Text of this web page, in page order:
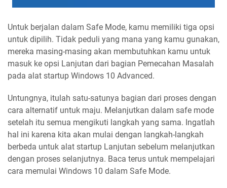
Untuk berjalan dalam Safe Mode, kamu memiliki tiga opsi
untuk dipilih. Tidak peduli yang mana yang kamu gunakan,
mereka masing-masing akan membutuhkan kamu untuk
masuk ke opsi Lanjutan dari bagian Pemecahan Masalah
pada alat startup Windows 10 Advanced.
Untungnya, itulah satu-satunya bagian dari proses dengan
cara alternatif untuk maju. Melanjutkan dalam safe mode
setelah itu semua mengikuti langkah yang sama. Ingatlah
hal ini karena kita akan mulai dengan langkah-langkah
berbeda untuk alat startup Lanjutan sebelum melanjutkan
dengan proses selanjutnya. Baca terus untuk mempelajari
cara memulai Windows 10 dalam Safe Mode.